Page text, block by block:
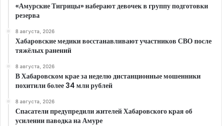
«Амурские Тигрицы» наберают девочек в группу подготовки
резерва
8 августа, 2026
Хабаровские медики восстанавливают участников СВО после
тяжёлых ранений
8 августа, 2026
В Хабаровском крае за неделю дистанционные мошенники
похитили более 34 млн рублей
8 августа, 2026
Спасатели предупредили жителей Хабаровского края об
усилении паводка на Амуре